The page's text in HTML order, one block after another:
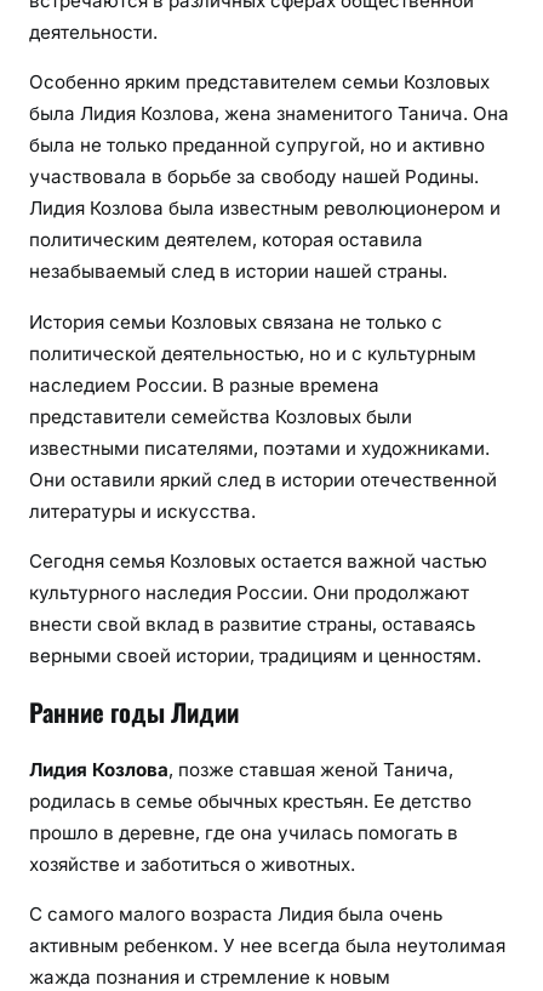
деятельности.
Особенно ярким представителем семьи Козловых
была Лидия Козлова, жена знаменитого Танича. Она
была не только преданной супругой, но и активно
участвовала в борьбе за свободу нашей Родины.
Лидия Козлова была известным революционером и
политическим деятелем, которая оставила
незабываемый след в истории нашей страны.
История семьи Козловых связана не только с
политической деятельностью, но и с культурным
наследием России. В разные времена
представители семейства Козловых были
известными писателями, поэтами и художниками.
Они оставили яркий след в истории отечественной
литературы и искусства.
Сегодня семья Козловых остается важной частью
культурного наследия России. Они продолжают
внести свой вклад в развитие страны, оставаясь
верными своей истории, традициям и ценностям.
Ранние годы Лидии
Лидия Козлова, позже ставшая женой Танича,
родилась в семье обычных крестьян. Ее детство
прошло в деревне, где она училась помогать в
хозяйстве и заботиться о животных.
С самого малого возраста Лидия была очень
активным ребенком. У нее всегда была неутолимая
жажда познания и стремление к новым